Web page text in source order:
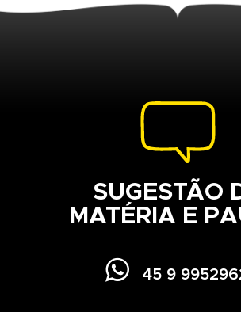
SUGESTÃO
MATÉRIA E
 45 9